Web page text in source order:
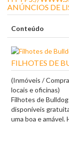
ANÚNCIOS DE
Conteúdo
FILHOTES DE
(Inmóveis /
locais e oficinas)
Filhotes de
disponíveis
uma boa e amável.